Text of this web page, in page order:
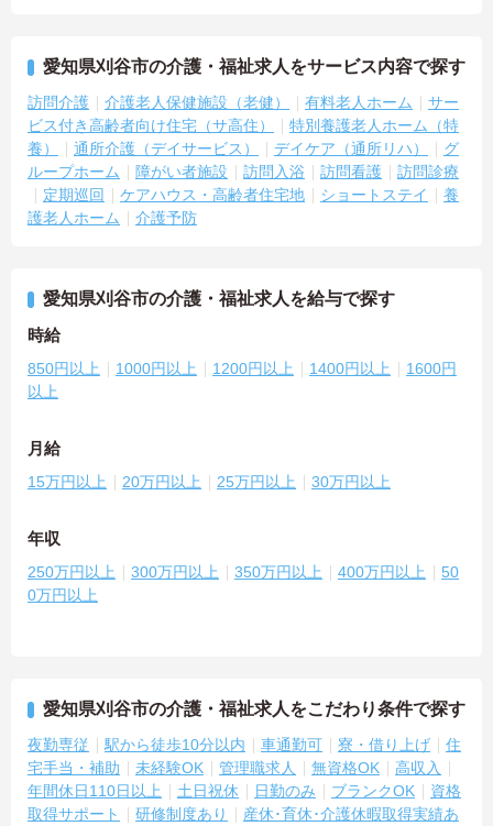
愛知県刈谷市の介護・福祉求人をサービス内容で探す
訪問介護 介護老人保健施設（老健） 有料老人ホーム
サー
ビス付き高齢者向け住宅（サ高住）
特別養護老人ホーム（特
養）
通所介護（デイサービス） デイケア（通所リハ）
グ
ループホーム
障がい者施設 訪問入浴 訪問看護
訪問診療
定期巡回
ケアハウス・高齢者住宅地 ショートステイ
養
護老人ホーム
介護予防
愛知県刈谷市の介護・福祉求人を給与で探す
時給
850円以上 1000円以上 1200円以上 1400円以上
1600円
以上
月給
15万円以上 20万円以上 25万円以上 30万円以上
年収
250万円以上 300万円以上 350万円以上 400万円以上
50
0万円以上
愛知県刈谷市の介護・福祉求人をこだわり条件で探す
夜勤専従 駅から徒歩10分以内 車通勤可 寮・借り上げ
住
宅手当・補助
未経験OK 管理職求人 無資格OK
高収入
年間休日110日以上
土日祝休 日勤のみ ブランクOK
資格
取得サポート
研修制度あり
産休･育休･介護休暇取得実績あ